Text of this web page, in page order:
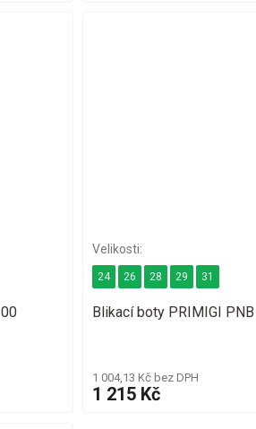
Blikací boty PRIMIGI
1 004,13 Kč bez DPH
1 215 Kč
24 26 28 29 31